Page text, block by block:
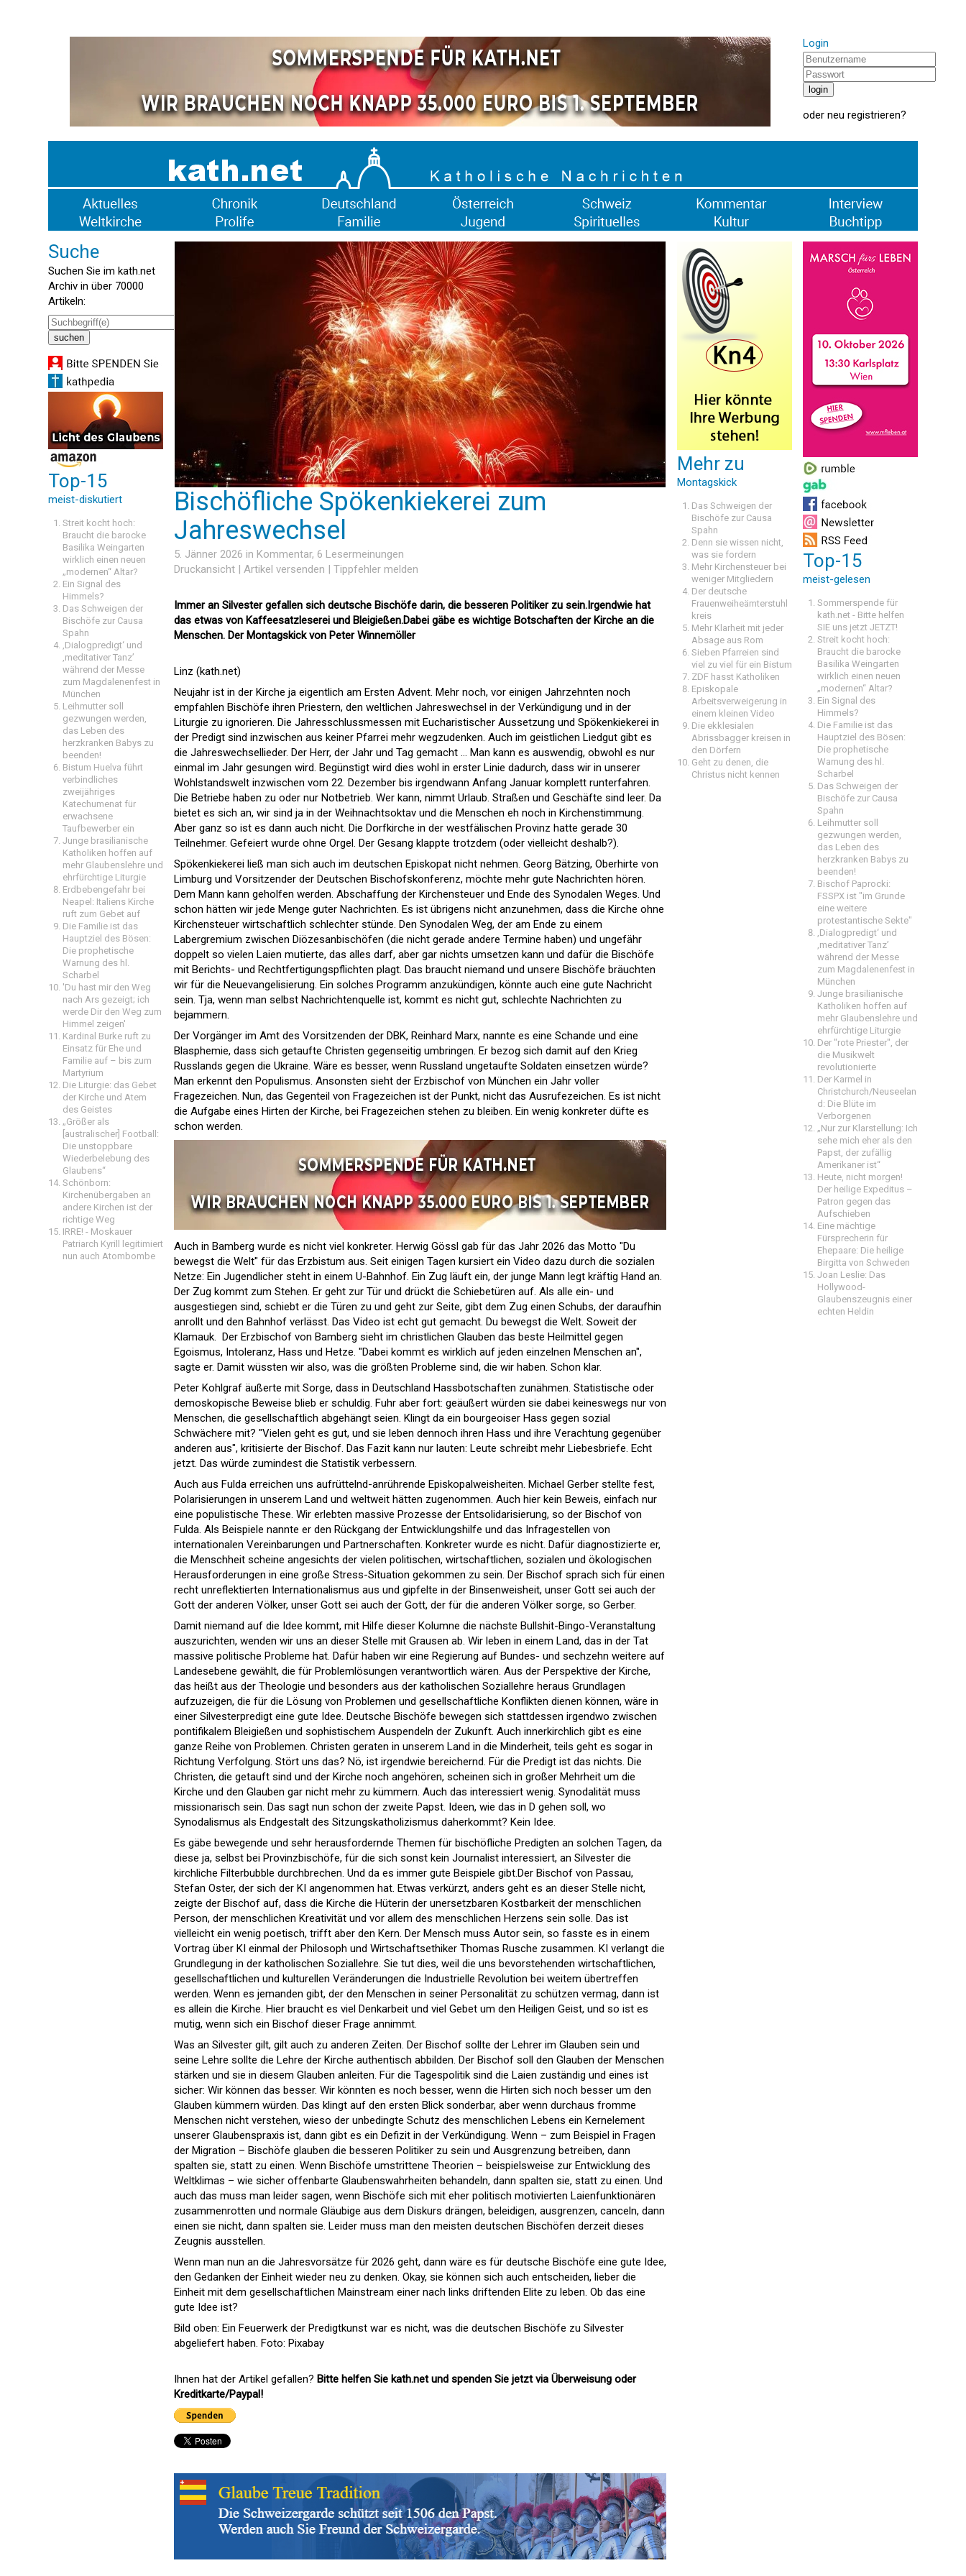
Login
oder neu registrieren?
Suche
Suchen Sie im kath.net
Archiv in über 70000
Artikeln:
Top-15
meist-diskutiert
Streit kocht hoch:
Braucht die barocke
Basilika Weingarten
wirklich einen neuen
„modernen“ Altar?
Ein Signal des
Himmels?
Das Schweigen der
Bischöfe zur Causa
Spahn
‚Dialogpredigt‘ und
‚meditativer Tanz’
während der Messe
zum Magdalenenfest in
München
Leihmutter soll
gezwungen werden,
das Leben des
herzkranken Babys zu
beenden!
Bistum Huelva führt
verbindliches
zweijähriges
Katechumenat für
erwachsene
Taufbewerber ein
Junge brasilianische
Katholiken hoffen auf
mehr Glaubenslehre und
ehrfürchtige Liturgie
Erdbebengefahr bei
Neapel: Italiens Kirche
ruft zum Gebet auf
Die Familie ist das
Hauptziel des Bösen:
Die prophetische
Warnung des hl.
Scharbel
'Du hast mir den Weg
nach Ars gezeigt; ich
werde Dir den Weg zum
Himmel zeigen'
Kardinal Burke ruft zu
Einsatz für Ehe und
Familie auf – bis zum
Martyrium
Die Liturgie: das Gebet
der Kirche und Atem
des Geistes
„Größer als
[australischer] Football:
Die unstoppbare
Wiederbelebung des
Glaubens“
Schönborn:
Kirchenübergaben an
andere Kirchen ist der
richtige Weg
IRRE! - Moskauer
Patriarch Kyrill legitimiert
nun auch Atombombe
Bischöfliche Spökenkiekerei zum
Jahreswechsel
5. Jänner 2026 in Kommentar, 6 Lesermeinungen
Druckansicht | Artikel versenden | Tippfehler melden
Immer an Silvester gefallen sich deutsche Bischöfe darin, die besseren Politiker zu sein.Irgendwie hat
das etwas von Kaffeesatzleserei und Bleigießen.Dabei gäbe es wichtige Botschaften der Kirche an die
Menschen. Der Montagskick von Peter Winnemöller
Linz (kath.net)
Neujahr ist in der Kirche ja eigentlich am Ersten Advent. Mehr noch, vor einigen Jahrzehnten noch
empfahlen Bischöfe ihren Priestern, den weltlichen Jahreswechsel in der Verkündigung und in der
Liturgie zu ignorieren. Die Jahresschlussmessen mit Eucharistischer Aussetzung und Spökenkiekerei in
der Predigt sind inzwischen aus keiner Pfarrei mehr wegzudenken. Auch im geistlichen Liedgut gibt es
die Jahreswechsellieder. Der Herr, der Jahr und Tag gemacht … Man kann es auswendig, obwohl es nur
einmal im Jahr gesungen wird. Begünstigt wird dies wohl in erster Linie dadurch, dass wir in unserer
Wohlstandswelt inzwischen vom 22. Dezember bis irgendwann Anfang Januar komplett runterfahren.
Die Betriebe haben zu oder nur Notbetrieb. Wer kann, nimmt Urlaub. Straßen und Geschäfte sind leer. Da
bietet es sich an, wir sind ja in der Weihnachtsoktav und die Menschen eh noch in Kirchenstimmung.
Aber ganz so ist es dann auch nicht. Die Dorfkirche in der westfälischen Provinz hatte gerade 30
Teilnehmer. Gefeiert wurde ohne Orgel. Der Gesang klappte trotzdem (oder vielleicht deshalb?).
Spökenkiekerei ließ man sich auch im deutschen Episkopat nicht nehmen. Georg Bätzing, Oberhirte von
Limburg und Vorsitzender der Deutschen Bischofskonferenz, möchte mehr gute Nachrichten hören.
Dem Mann kann geholfen werden. Abschaffung der Kirchensteuer und Ende des Synodalen Weges. Und
schon hätten wir jede Menge guter Nachrichten. Es ist übrigens nicht anzunehmen, dass die Kirche ohne
Kirchensteuer wirtschaftlich schlechter stünde. Den Synodalen Weg, der am Ende zu einem
Labergremium zwischen Diözesanbischöfen (die nicht gerade andere Termine haben) und ungefähr
doppelt so vielen Laien mutierte, das alles darf, aber gar nichts umsetzen kann und dafür die Bischöfe
mit Berichts- und Rechtfertigungspflichten plagt. Das braucht niemand und unsere Bischöfe bräuchten
wir für die Neuevangelisierung. Ein solches Programm anzukündigen, könnte auch eine gute Nachricht
sein. Tja, wenn man selbst Nachrichtenquelle ist, kommt es nicht gut, schlechte Nachrichten zu
bejammern.
Der Vorgänger im Amt des Vorsitzenden der DBK, Reinhard Marx, nannte es eine Schande und eine
Blasphemie, dass sich getaufte Christen gegenseitig umbringen. Er bezog sich damit auf den Krieg
Russlands gegen die Ukraine. Wäre es besser, wenn Russland ungetaufte Soldaten einsetzen würde?
Man erkennt den Populismus. Ansonsten sieht der Erzbischof von München ein Jahr voller
Fragezeichen. Nun, das Gegenteil von Fragezeichen ist der Punkt, nicht das Ausrufezeichen. Es ist nicht
die Aufgabe eines Hirten der Kirche, bei Fragezeichen stehen zu bleiben. Ein wenig konkreter düfte es
schon werden.
Auch in Bamberg wurde es nicht viel konkreter. Herwig Gössl gab für das Jahr 2026 das Motto "Du
bewegst die Welt" für das Erzbistum aus. Seit einigen Tagen kursiert ein Video dazu durch die sozialen
Netze: Ein Jugendlicher steht in einem U-Bahnhof. Ein Zug läuft ein, der junge Mann legt kräftig Hand an.
Der Zug kommt zum Stehen. Er geht zur Tür und drückt die Schiebetüren auf. Als alle ein- und
ausgestiegen sind, schiebt er die Türen zu und geht zur Seite, gibt dem Zug einen Schubs, der daraufhin
anrollt und den Bahnhof verlässt. Das Video ist echt gut gemacht. Du bewegst die Welt. Soweit der
Klamauk. Der Erzbischof von Bamberg sieht im christlichen Glauben das beste Heilmittel gegen
Egoismus, Intoleranz, Hass und Hetze. "Dabei kommt es wirklich auf jeden einzelnen Menschen an",
sagte er. Damit wüssten wir also, was die größten Probleme sind, die wir haben. Schon klar.
Peter Kohlgraf äußerte mit Sorge, dass in Deutschland Hassbotschaften zunähmen. Statistische oder
demoskopische Beweise blieb er schuldig. Fuhr aber fort: geäußert würden sie dabei keineswegs nur von
Menschen, die gesellschaftlich abgehängt seien. Klingt da ein bourgeoiser Hass gegen sozial
Schwächere mit? "Vielen geht es gut, und sie leben dennoch ihren Hass und ihre Verachtung gegenüber
anderen aus", kritisierte der Bischof. Das Fazit kann nur lauten: Leute schreibt mehr Liebesbriefe. Echt
jetzt. Das würde zumindest die Statistik verbessern.
Auch aus Fulda erreichen uns aufrüttelnd-anrührende Episkopalweisheiten. Michael Gerber stellte fest,
Polarisierungen in unserem Land und weltweit hätten zugenommen. Auch hier kein Beweis, einfach nur
eine populistische These. Wir erlebten massive Prozesse der Entsolidarisierung, so der Bischof von
Fulda. Als Beispiele nannte er den Rückgang der Entwicklungshilfe und das Infragestellen von
internationalen Vereinbarungen und Partnerschaften. Konkreter wurde es nicht. Dafür diagnostizierte er,
die Menschheit scheine angesichts der vielen politischen, wirtschaftlichen, sozialen und ökologischen
Herausforderungen in eine große Stress-Situation gekommen zu sein. Der Bischof sprach sich für einen
recht unreflektierten Internationalismus aus und gipfelte in der Binsenweisheit, unser Gott sei auch der
Gott der anderen Völker, unser Gott sei auch der Gott, der für die anderen Völker sorge, so Gerber.
Damit niemand auf die Idee kommt, mit Hilfe dieser Kolumne die nächste Bullshit-Bingo-Veranstaltung
auszurichten, wenden wir uns an dieser Stelle mit Grausen ab. Wir leben in einem Land, das in der Tat
massive politische Probleme hat. Dafür haben wir eine Regierung auf Bundes- und sechzehn weitere auf
Landesebene gewählt, die für Problemlösungen verantwortlich wären. Aus der Perspektive der Kirche,
das heißt aus der Theologie und besonders aus der katholischen Soziallehre heraus Grundlagen
aufzuzeigen, die für die Lösung von Problemen und gesellschaftliche Konflikten dienen können, wäre in
einer Silvesterpredigt eine gute Idee. Deutsche Bischöfe bewegen sich stattdessen irgendwo zwischen
pontifikalem Bleigießen und sophistischem Auspendeln der Zukunft. Auch innerkirchlich gibt es eine
ganze Reihe von Problemen. Christen geraten in unserem Land in die Minderheit, teils geht es sogar in
Richtung Verfolgung. Stört uns das? Nö, ist irgendwie bereichernd. Für die Predigt ist das nichts. Die
Christen, die getauft sind und der Kirche noch angehören, scheinen sich in großer Mehrheit um die
Kirche und den Glauben gar nicht mehr zu kümmern. Auch das interessiert wenig. Synodalität muss
missionarisch sein. Das sagt nun schon der zweite Papst. Ideen, wie das in D gehen soll, wo
Synodalismus als Endgestalt des Sitzungskatholizismus daherkommt? Kein Idee.
Es gäbe bewegende und sehr herausfordernde Themen für bischöfliche Predigten an solchen Tagen, da
diese ja, selbst bei Provinzbischöfe, für die sich sonst kein Journalist interessiert, an Silvester die
kirchliche Filterbubble durchbrechen. Und da es immer gute Beispiele gibt.Der Bischof von Passau,
Stefan Oster, der sich der KI angenommen hat. Etwas verkürzt, anders geht es an dieser Stelle nicht,
zeigte der Bischof auf, dass die Kirche die Hüterin der unersetzbaren Kostbarkeit der menschlichen
Person, der menschlichen Kreativität und vor allem des menschlichen Herzens sein solle. Das ist
vielleicht ein wenig poetisch, trifft aber den Kern. Der Mensch muss Autor sein, so fasste es in einem
Vortrag über KI einmal der Philosoph und Wirtschaftsethiker Thomas Rusche zusammen. KI verlangt die
Grundlegung in der katholischen Soziallehre. Sie tut dies, weil die uns bevorstehenden wirtschaftlichen,
gesellschaftlichen und kulturellen Veränderungen die Industrielle Revolution bei weitem übertreffen
werden. Wenn es jemanden gibt, der den Menschen in seiner Personalität zu schützen vermag, dann ist
es allein die Kirche. Hier braucht es viel Denkarbeit und viel Gebet um den Heiligen Geist, und so ist es
mutig, wenn sich ein Bischof dieser Frage annimmt.
Was an Silvester gilt, gilt auch zu anderen Zeiten. Der Bischof sollte der Lehrer im Glauben sein und
seine Lehre sollte die Lehre der Kirche authentisch abbilden. Der Bischof soll den Glauben der Menschen
stärken und sie in diesem Glauben anleiten. Für die Tagespolitik sind die Laien zuständig und eines ist
sicher: Wir können das besser. Wir könnten es noch besser, wenn die Hirten sich noch besser um den
Glauben kümmern würden. Das klingt auf den ersten Blick sonderbar, aber wenn durchaus fromme
Menschen nicht verstehen, wieso der unbedingte Schutz des menschlichen Lebens ein Kernelement
unserer Glaubenspraxis ist, dann gibt es ein Defizit in der Verkündigung. Wenn – zum Beispiel in Fragen
der Migration – Bischöfe glauben die besseren Politiker zu sein und Ausgrenzung betreiben, dann
spalten sie, statt zu einen. Wenn Bischöfe umstrittene Theorien – beispielsweise zur Entwicklung des
Weltklimas – wie sicher offenbarte Glaubenswahrheiten behandeln, dann spalten sie, statt zu einen. Und
auch das muss man leider sagen, wenn Bischöfe sich mit eher politisch motivierten Laienfunktionären
zusammenrotten und normale Gläubige aus dem Diskurs drängen, beleidigen, ausgrenzen, canceln, dann
einen sie nicht, dann spalten sie. Leider muss man den meisten deutschen Bischöfen derzeit dieses
Zeugnis ausstellen.
Wenn man nun an die Jahresvorsätze für 2026 geht, dann wäre es für deutsche Bischöfe eine gute Idee,
den Gedanken der Einheit wieder neu zu denken. Okay, sie können sich auch entscheiden, lieber die
Einheit mit dem gesellschaftlichen Mainstream einer nach links driftenden Elite zu leben. Ob das eine
gute Idee ist?
Bild oben: Ein Feuerwerk der Predigtkunst war es nicht, was die deutschen Bischöfe zu Silvester
abgeliefert haben. Foto: Pixabay
Ihnen hat der Artikel gefallen? Bitte helfen Sie kath.net und spenden Sie jetzt via Überweisung oder
Kreditkarte/Paypal!
Mehr zu
Montagskick
Das Schweigen der
Bischöfe zur Causa
Spahn
Denn sie wissen nicht,
was sie fordern
Mehr Kirchensteuer bei
weniger Mitgliedern
Der deutsche
Frauenweiheämterstuhl
kreis
Mehr Klarheit mit jeder
Absage aus Rom
Sieben Pfarreien sind
viel zu viel für ein Bistum
ZDF hasst Katholiken
Episkopale
Arbeitsverweigerung in
einem kleinen Video
Die ekklesialen
Abrissbagger kreisen in
den Dörfern
Geht zu denen, die
Christus nicht kennen
Top-15
meist-gelesen
Sommerspende für
kath.net - Bitte helfen
SIE uns jetzt JETZT!
Streit kocht hoch:
Braucht die barocke
Basilika Weingarten
wirklich einen neuen
„modernen“ Altar?
Ein Signal des
Himmels?
Die Familie ist das
Hauptziel des Bösen:
Die prophetische
Warnung des hl.
Scharbel
Das Schweigen der
Bischöfe zur Causa
Spahn
Leihmutter soll
gezwungen werden,
das Leben des
herzkranken Babys zu
beenden!
Bischof Paprocki:
FSSPX ist "im Grunde
eine weitere
protestantische Sekte"
‚Dialogpredigt‘ und
‚meditativer Tanz’
während der Messe
zum Magdalenenfest in
München
Junge brasilianische
Katholiken hoffen auf
mehr Glaubenslehre und
ehrfürchtige Liturgie
Der "rote Priester", der
die Musikwelt
revolutionierte
Der Karmel in
Christchurch/Neuseelan
d: Die Blüte im
Verborgenen
„Nur zur Klarstellung: Ich
sehe mich eher als den
Papst, der zufällig
Amerikaner ist“
Heute, nicht morgen!
Der heilige Expeditus –
Patron gegen das
Aufschieben
Eine mächtige
Fürsprecherin für
Ehepaare: Die heilige
Birgitta von Schweden
Joan Leslie: Das
Hollywood-
Glaubenszeugnis einer
echten Heldin